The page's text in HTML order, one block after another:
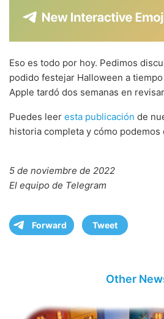
Eso es todo por hoy. Pedimos
podido festejar Halloween a
Apple tardó dos semanas en
Puedes leer esta publicación de
historia completa y cómo podemos
5 de noviembre de 2022
El equipo de Telegram
Forward Tweet
Other